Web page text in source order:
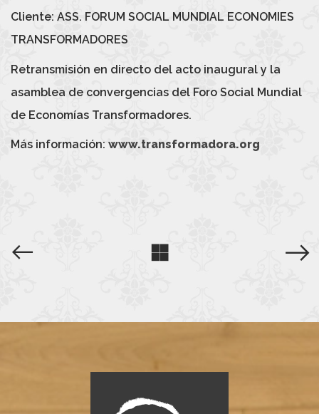
Cliente: ASS. FORUM SOCIAL MUNDIAL ECONOMIES
TRANSFORMADORES
Retransmisión en directo del acto inaugural y la
asamblea de convergencias del Foro Social Mundial
de Economías Transformadores.
Más información: www.transformadora.org